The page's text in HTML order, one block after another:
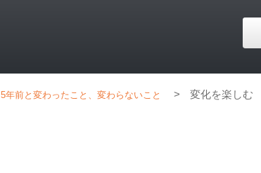
5年前と変わったこと、変わらないこと > 変化を楽しむ